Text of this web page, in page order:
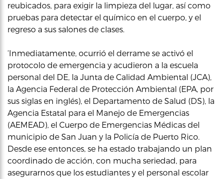
reubicados, para exigir la limpieza del lugar, así como
pruebas para detectar el químico en el cuerpo, y el
regreso a sus salones de clases.
‘Inmediatamente, ocurrió el derrame se activó el
protocolo de emergencia y acudieron a la escuela
personal del DE, la Junta de Calidad Ambiental (JCA),
la Agencia Federal de Protección Ambiental (EPA, por
sus siglas en inglés), el Departamento de Salud (DS), la
Agencia Estatal para el Manejo de Emergencias
(AEMEAD), el Cuerpo de Emergencias Médicas del
municipio de San Juan y la Policía de Puerto Rico.
Desde ese entonces, se ha estado trabajando un plan
coordinado de acción, con mucha seriedad, para
asegurarnos que los estudiantes y el personal escolar